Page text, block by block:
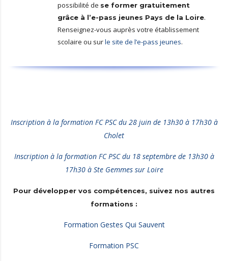
possibilité de se former gratuitement
grâce à l’e-pass jeunes Pays de la Loire.
Renseignez-vous auprès votre établissement
scolaire ou surle site de l’e-pass jeunes.
Inscription à la formation FC PSC du 28 juin de 13h30 à 17h30 à
Cholet
Inscription à la formation FC PSC du 18 septembre de 13h30 à
17h30 à Ste Gemmes sur Loire
Pour développer vos compétences, suivez nos autres
formations :
Formation Gestes Qui Sauvent
Formation PSC